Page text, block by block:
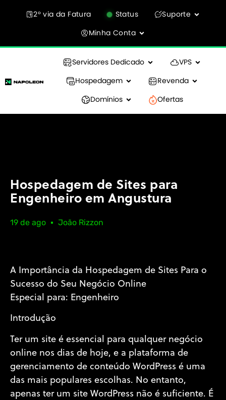
2° via da Fatura Status
Suporte
Minha Conta
Servidores Dedicado
VPS
Hospedagem
Revenda
Domínios
Ofertas
Hospedagem de Sites para
Engenheiro em Angustura
19 de ago João Rizzon
A Importância da Hospedagem de Sites Para o
Sucesso do Seu Negócio Online
Especial para: Engenheiro
Introdução
Ter um site é essencial para qualquer negócio
online nos dias de hoje, e a plataforma de
gerenciamento de conteúdo WordPress é uma
das mais populares escolhas. No entanto,
apenas ter um site WordPress não é suficiente. É